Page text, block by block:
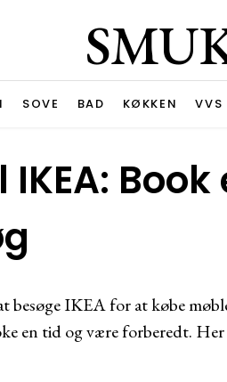
SOVE BAD KØKKEN VVS
IKEA:
besøge IKEA for at købe
en tid og være forberedt.